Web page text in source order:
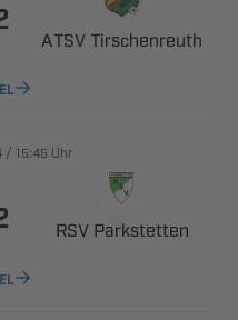
 
/  Uhr
 